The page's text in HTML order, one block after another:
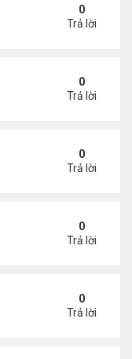
Matter?
0
Trả lời
Farming
0
Trả lời
hai chị em người
0
Trả lời
Quốc 2026
0
Trả lời
ở Mỹ
0
Trả lời